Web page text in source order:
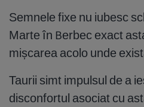
Semnele fixe nu iubesc
Marte în Berbec exact
mișcarea acolo unde
Taurii simt impulsul de a
disconfortul asociat cu